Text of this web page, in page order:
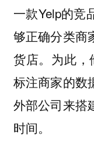
一款Yelp的竞
够正确分类商
货店。为此，
标注商家的数
外部公司来搭
时间。